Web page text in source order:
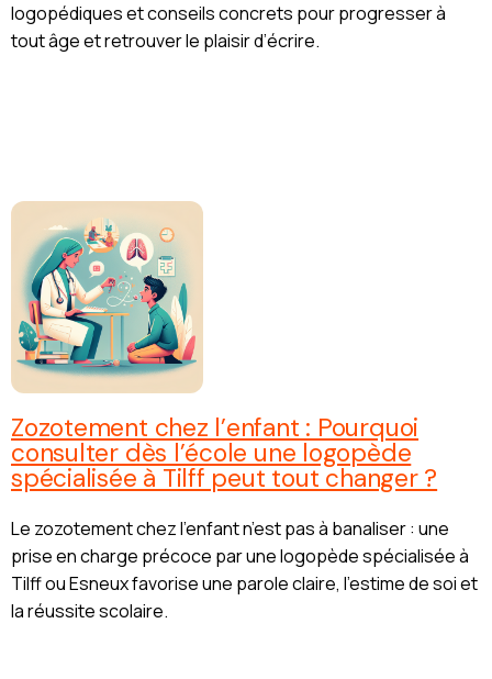
logopédiques et conseils concrets pour progresser à
tout âge et retrouver le plaisir d’écrire.
Zozotement chez l’enfant : Pourquoi
consulter dès l’école une logopède
spécialisée à Tilff peut tout changer ?
Le zozotement chez l’enfant n’est pas à banaliser : une
prise en charge précoce par une logopède spécialisée à
Tilff ou Esneux favorise une parole claire, l’estime de soi et
la réussite scolaire.